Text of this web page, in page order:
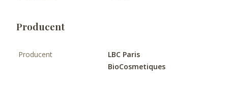
Producent
Producent
LBC Paris
BioCosmetiques